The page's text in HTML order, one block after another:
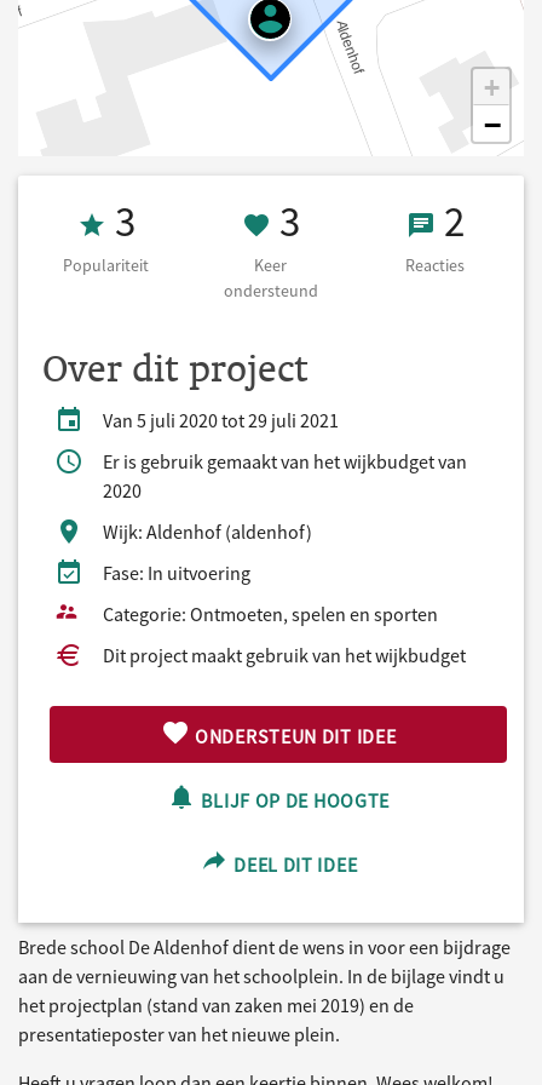
+
−
Populariteit 3
3
Populariteit
3 Keer
3
Keer
ondersteund
2 2
Reacties
Over dit project
Van 5 juli 2020 tot 29 juli 2021
Er is gebruik gemaakt van het wijkbudget van
2020
Wijk: Aldenhof (aldenhof)
Fase: In uitvoering
Categorie: Ontmoeten, spelen en sporten
Dit project maakt gebruik van het wijkbudget
ONDERSTEUN DIT IDEE
BLIJF OP DE HOOGTE
DEEL DIT IDEE
Brede school De Aldenhof dient de wens in voor een bijdrage
aan de vernieuwing van het schoolplein. In de bijlage vindt u
het projectplan (stand van zaken mei 2019) en de
presentatieposter van het nieuwe plein.